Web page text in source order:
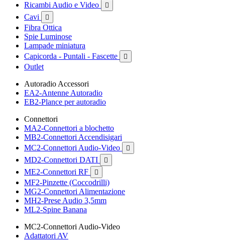
Ricambi Audio e Video 
Cavi 
Fibra Ottica
Spie Luminose
Lampade miniatura
Capicorda - Puntali - Fascette

Outlet
Autoradio Accessori
EA2-Antenne Autoradio
EB2-Plance per autoradio
Connettori
MA2-Connettori a blochetto
MB2-Connettori Accendisigari
MC2-Connettori Audio-Video

MD2-Connettori DATI 
ME2-Connettori RF 
MF2-Pinzette (Coccodrilli)
MG2-Connettori Alimentazione
MH2-Prese Audio 3,5mm
ML2-Spine Banana
MC2-Connettori Audio-Video
Adattatori AV